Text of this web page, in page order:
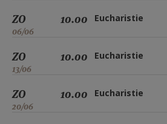
ZO
06/06
10.00 Eucharistie
ZO
13/06
10.00 Eucharistie
ZO
20/06
10.00 Eucharistie